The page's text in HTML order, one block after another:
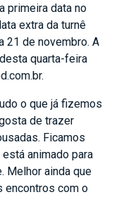
primeira data no
extra da turnê
21 de novembro. A
quarta-feira
o que já fizemos
de trazer
Ficamos
animado para
Melhor ainda que
encontros com o